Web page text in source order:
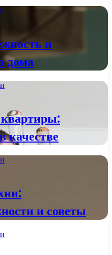
и
дома
качестве
и советы